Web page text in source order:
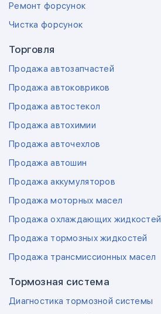
Ремонт форсунок
Чистка форсунок
Торговля
Продажа автозапчастей
Продажа автоковриков
Продажа автостекол
Продажа автохимии
Продажа авточехлов
Продажа автошин
Продажа аккумуляторов
Продажа моторных масел
Продажа охлаждающих жидкостей
Продажа тормозных жидкостей
Продажа трансмиссионных масел
Тормозная система
Диагностика тормозной системы